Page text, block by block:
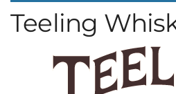
Teeling